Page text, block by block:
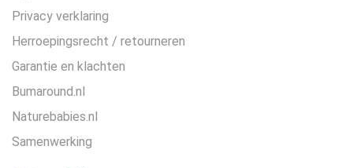
Privacy verklaring
Herroepingsrecht / retourneren
Garantie en klachten
Bumaround.nl
Naturebabies.nl
Samenwerking